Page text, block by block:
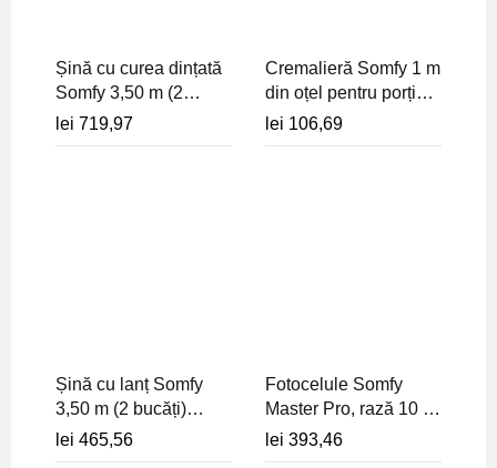
Șină cu curea dințată
Somfy 3,50 m (2
bucăți) pentru
automatizări uși de
lei 719,97
Cremalieră Somfy 1 m
din oțel pentru porți
culisante grele (până
la 2000 kg) - 9011069
lei 106,69
Șină cu lanț Somfy
3,50 m (2 bucăți)
pentru automatizări
uși de garaj Dexxo -
lei 465,56
Fotocelule Somfy
Master Pro, rază 10 m
pentru automatizări
porți și uși de garaj -
lei 393,46